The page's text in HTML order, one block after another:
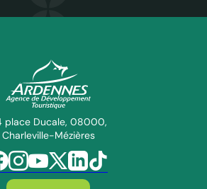
ADT des Ardennes Pro
place Ducale, 08000,
Charleville-Mézières
nous sur Facebook
Suivez-nous sur Instagram
Suivez-nous sur Youtube
Suivez-nous sur Twitter
Suivez-nous sur Linkedin
Suivez-nous sur Tiktok